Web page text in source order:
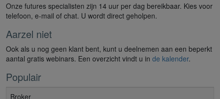
Onze futures specialisten zijn 14 uur per dag bereikbaar. Kies voor
telefoon, e-mail of chat. U wordt direct geholpen.
Aarzel niet
Ook als u nog geen klant bent, kunt u deelnemen aan een beperkt
aantal gratis webinars. Een overzicht vindt u in de kalender.
Populair
Broker